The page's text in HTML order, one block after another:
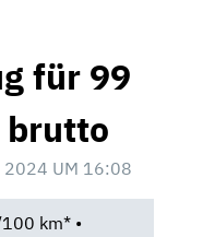
für 99
brutto
2024 UM 16:08
km* •